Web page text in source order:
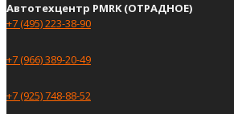
Автотехцентр PMRK (ОТРАДНОЕ)
+7 (495) 223-38-90
+7 (966) 389-20-49
+7 (925) 748-88-52